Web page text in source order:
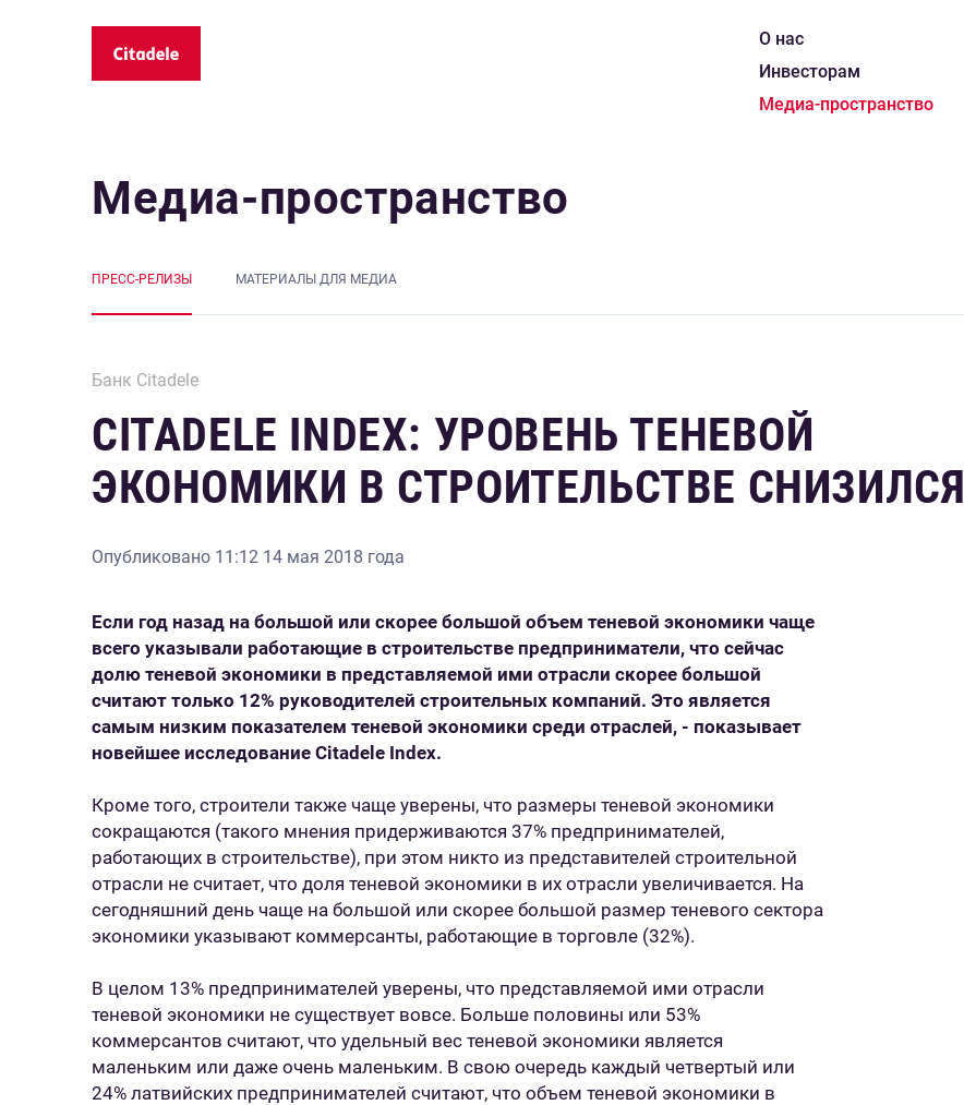
О нас
Инвесторам
Медиа-пространство
Медиа-пространство
ПРЕСС-РЕЛИЗЫ MАТЕРИАЛЫ ДЛЯ МЕДИА
Банк Citadele
CITADELE INDEX: УРОВЕНЬ ТЕНЕВОЙ
ЭКОНОМИКИ В СТРОИТЕЛЬСТВЕ СНИЗИЛСЯ
Опубликовано 11:12 14 мая 2018 года
Если год назад на большой или скорее большой объем теневой экономики чаще
всего указывали работающие в строительстве предприниматели, что сейчас
долю теневой экономики в представляемой ими отрасли скорее большой
считают только 12% руководителей строительных компаний. Это является
самым низким показателем теневой экономики среди отраслей, - показывает
новейшее исследование Citadele Index.
Кроме того, строители также чаще уверены, что размеры теневой экономики
сокращаются (такого мнения придерживаются 37% предпринимателей,
работающих в строительстве), при этом никто из представителей строительной
отрасли не считает, что доля теневой экономики в их отрасли увеличивается. На
сегодняшний день чаще на большой или скорее большой размер теневого сектора
экономики указывают коммерсанты, работающие в торговле (32%).
В целом 13% предпринимателей уверены, что представляемой ими отрасли
теневой экономики не существует вовсе. Больше половины или 53%
коммерсантов считают, что удельный вес теневой экономики является
маленьким или даже очень маленьким. В свою очередь каждый четвертый или
24% латвийских предпринимателей считают, что объем теневой экономики в